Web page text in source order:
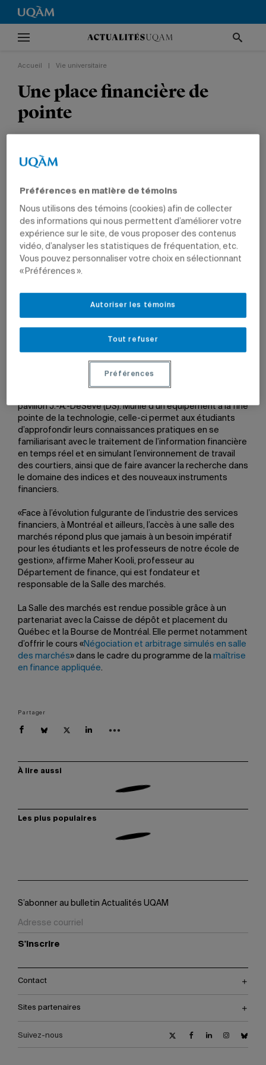
Accueil Vie universitaire
Une place financière de
pointe
marchés au pavillon J.-A.-DeSève.
VIE UNIVERSITAIRE ENSEIGNEMENT GESTION
Photo: ESG UQAM
pavillon J.-A.-DeSève (DS). Munie d’un équipement à la fine
pointe de la technologie, celle-ci permet aux étudiants
d’approfondir leurs connaissances pratiques en se
familiarisant avec le traitement de l’information financière
en temps réel et en simulant l’environnement de travail
des courtiers, ainsi que de faire avancer la recherche dans
le domaine des indices et des nouveaux instruments
financiers.
«Face à l’évolution fulgurante de l’industrie des services
financiers, à Montréal et ailleurs, l’accès à une salle des
marchés répond plus que jamais à un besoin impératif
pour les étudiants et les professeurs de notre école de
gestion», affirme Maher Kooli, professeur au
Département de finance, qui est fondateur et
responsable de la Salle des marchés.
La Salle des marchés est rendue possible grâce à un
partenariat avec la Caisse de dépôt et placement du
Québec et la Bourse de Montréal. Elle permet notamment
d’offrir le cours «Négociation et arbitrage simulés en salle
des marchés» dans le cadre du programme de la maîtrise
en finance appliquée.
Partager
À lire aussi
Les plus populaires
S’abonner au bulletin Actualités UQAM
S'inscrire
Contact
Sites partenaires
Suivez-nous
Préférences en matière de témoins
Nous utilisons des témoins (cookies) afin de collecter
des informations qui nous permettent d’améliorer votre
expérience sur le site, de vous proposer des contenus
vidéo, d’analyser les statistiques de fréquentation, etc.
Vous pouvez personnaliser votre choix en sélectionnant
« Préférences ».
Tout refuser
Autoriser les témoins
Préférences